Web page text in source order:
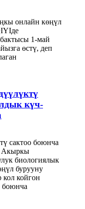
онлайн көңүл
1-май
өстү, деп
күч-
сактоо боюнча
Акыркы
биологиялык
бурууну
кол койгон
боюнча